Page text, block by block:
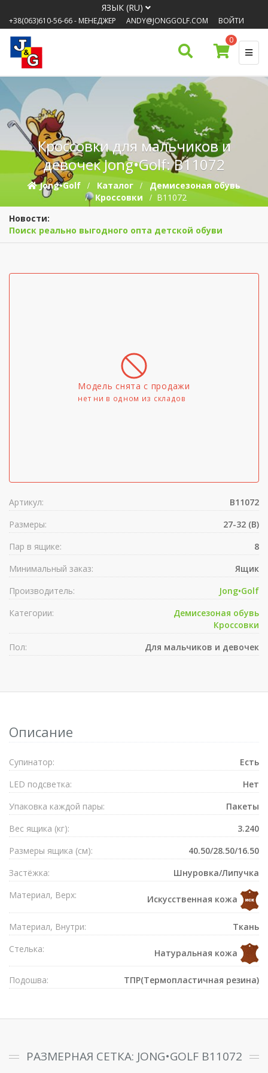
ЯЗЫК (RU)
+38(063)610-56-66- МЕНЕДЖЕР ANDY@JONGGOLF.COM
ВОЙТИ
0
Кроссовки для мальчиков и
девочек Jong•Golf: B11072
Jong•Golf Каталог
Демисезоная обувь
Кроссовки
B11072
Новости:
Поиск реально выгодного опта детской обуви
Модель снята с продажи
нет ни в одном из складов
Артикул:
B11072
Размеры:
27-32 (B)
Пар в ящике:
8
Минимальный заказ:
Ящик
Производитель:
Jong•Golf
Категории:
Демисезоная обувь
Кроссовки
Пол:
Для мальчиков и девочек
Описание
Супинатор:
Есть
LED подсветка:
Нет
Упаковка каждой пары:
Пакеты
Вес ящика (кг):
3.240
Размеры ящика (см):
40.50/28.50/16.50
Застёжка:
Шнуровка/Липучка
Материал, Верх:
Искусственная кожа
Материал, Внутри:
Ткань
Стелька:
Натуральная кожа
Подошва: ТПР(Термопластичная резина)
РАЗМЕРНАЯ СЕТКА: JONG•GOLF B11072